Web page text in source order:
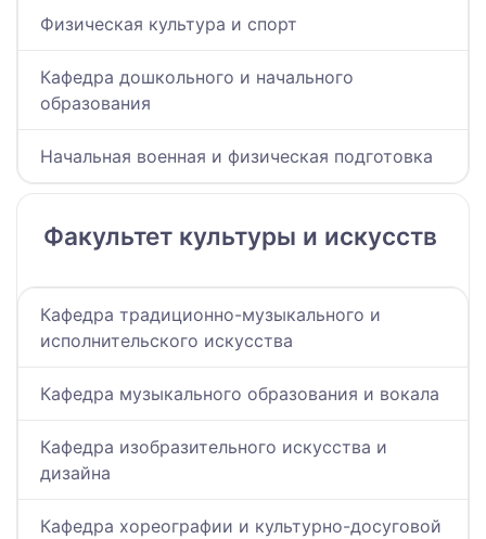
Физическая культура и спорт
Кафедра дошкольного и начального
образования
Начальная военная и физическая подготовка
Факультет культуры и искусств
Кафедра традиционно-музыкального и
исполнительского искусства
Кафедра музыкального образования и вокала
Кафедра изобразительного искусства и
дизайна
Кафедра хореографии и культурно-досуговой